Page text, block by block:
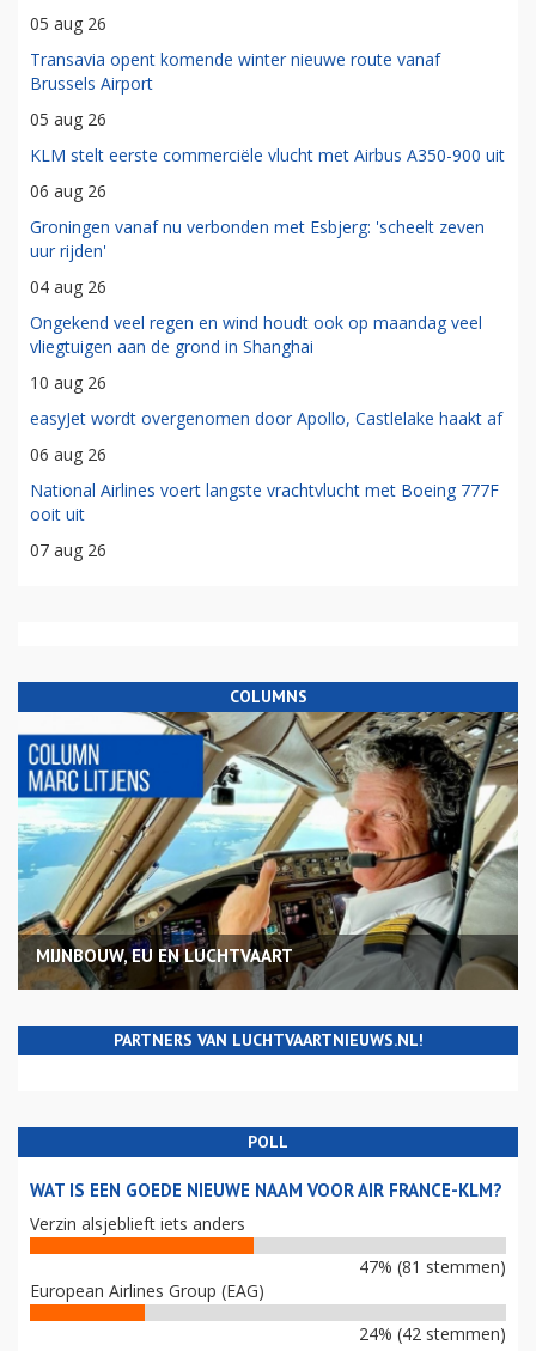
05 aug 26
Transavia opent komende winter nieuwe route vanaf
Brussels Airport
05 aug 26
KLM stelt eerste commerciële vlucht met Airbus A350-900 uit
06 aug 26
Groningen vanaf nu verbonden met Esbjerg: 'scheelt zeven
uur rijden'
04 aug 26
Ongekend veel regen en wind houdt ook op maandag veel
vliegtuigen aan de grond in Shanghai
10 aug 26
easyJet wordt overgenomen door Apollo, Castlelake haakt af
06 aug 26
National Airlines voert langste vrachtvlucht met Boeing 777F
ooit uit
07 aug 26
COLUMNS
MIJNBOUW, EU EN LUCHTVAART
PARTNERS VAN LUCHTVAARTNIEUWS.NL!
POLL
WAT IS EEN GOEDE NIEUWE NAAM VOOR AIR FRANCE-KLM?
Verzin alsjeblieft iets anders
47% (81 stemmen)
European Airlines Group (EAG)
24% (42 stemmen)